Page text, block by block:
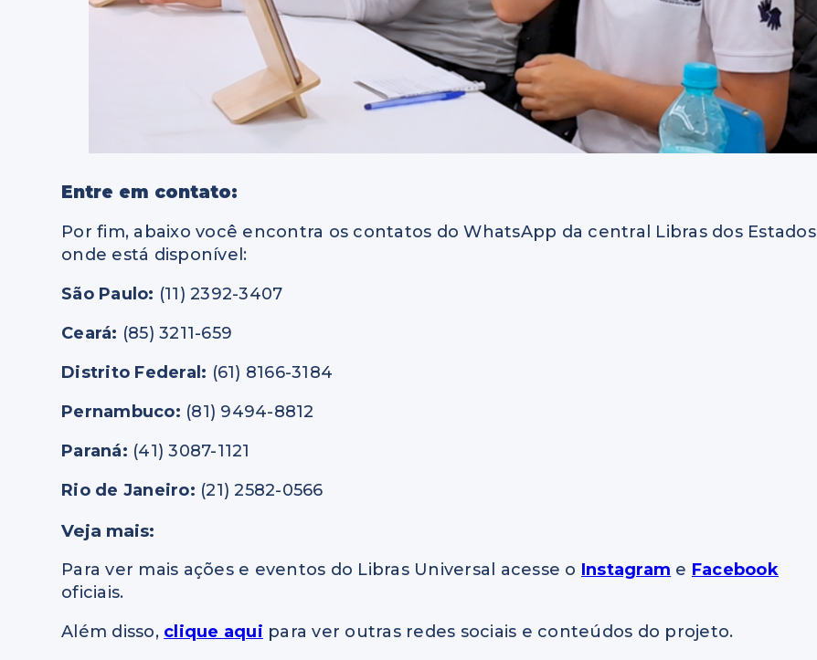
Entre em contato:
Por fim, abaixo você encontra os contatos do WhatsApp da central Libras dos Estados
onde está disponível:
São Paulo: (11) 2392-3407
Ceará: (85) 3211-659
Distrito Federal: (61) 8166-3184
Pernambuco: (81) 9494-8812
Paraná: (41) 3087-1121
Rio de Janeiro: (21) 2582-0566
Veja mais:
Para ver mais ações e eventos do Libras Universal acesse o Instagram e Facebook
oficiais.
Além disso, clique aqui para ver outras redes sociais e conteúdos do projeto.